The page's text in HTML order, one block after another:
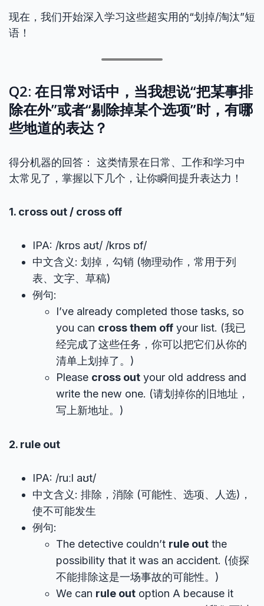
现在，我们开始深入学习这些超实用的“划掉/淘汰”短
语！
Q2: 在日常对话中，当我想说“把某事排
除在外”或者“剔除掉某个选项”时，有哪
些地道的表达？
得分机器的回答： 这类情景在日常、工作和学习中
太常见了，掌握以下几个，让你瞬间提升表达力！
1. cross out / cross off
IPA: /krɒs aʊt/ /krɒs ɒf/
中文含义: 划掉，勾销 (物理动作，常用于列
表、文字、草稿)
例句:
I’ve already completed those tasks, so
you can cross them off your list. (我已
经完成了这些任务，你可以把它们从你的
清单上划掉了。)
Please cross out your old address and
write the new one. (请划掉你的旧地址，
写上新地址。)
2. rule out
IPA: /ruːl aʊt/
中文含义: 排除，消除 (可能性、选项、人选)，
使不可能发生
例句:
The detective couldn’t rule out the
possibility that it was an accident. (侦探
不能排除这是一场事故的可能性。)
We can rule out option A because it